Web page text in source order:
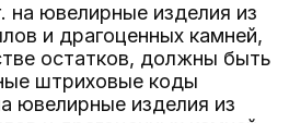
на ювелирные изделия из
и драгоценных камней,
остатков, должны быть
штриховые коды
ювелирные изделия из